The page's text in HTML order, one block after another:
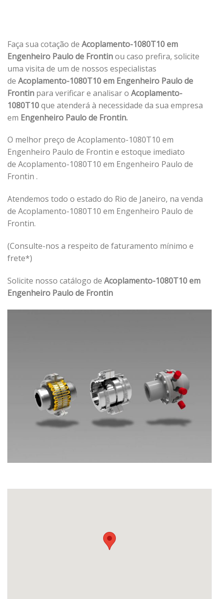
Faça sua cotação de Acoplamento-1080T10 em
Engenheiro Paulo de Frontinou caso prefira, solicite
uma visita de um de nossos especialistas
de Acoplamento-1080T10 em Engenheiro Paulo de
Frontin para verificar e analisar o Acoplamento-
1080T10que atenderá à necessidade da sua empresa
em Engenheiro Paulo de Frontin.
O melhor preço de Acoplamento-1080T10 em
Engenheiro Paulo de Frontin e estoque imediato
de Acoplamento-1080T10 em Engenheiro Paulo de
Frontin .
Atendemos todo o estado do Rio de Janeiro, na venda
de Acoplamento-1080T10 em Engenheiro Paulo de
Frontin.
(Consulte-nos a respeito de faturamento mínimo e
frete*)
Solicite nosso catálogo de Acoplamento-1080T10 em
Engenheiro Paulo de Frontin